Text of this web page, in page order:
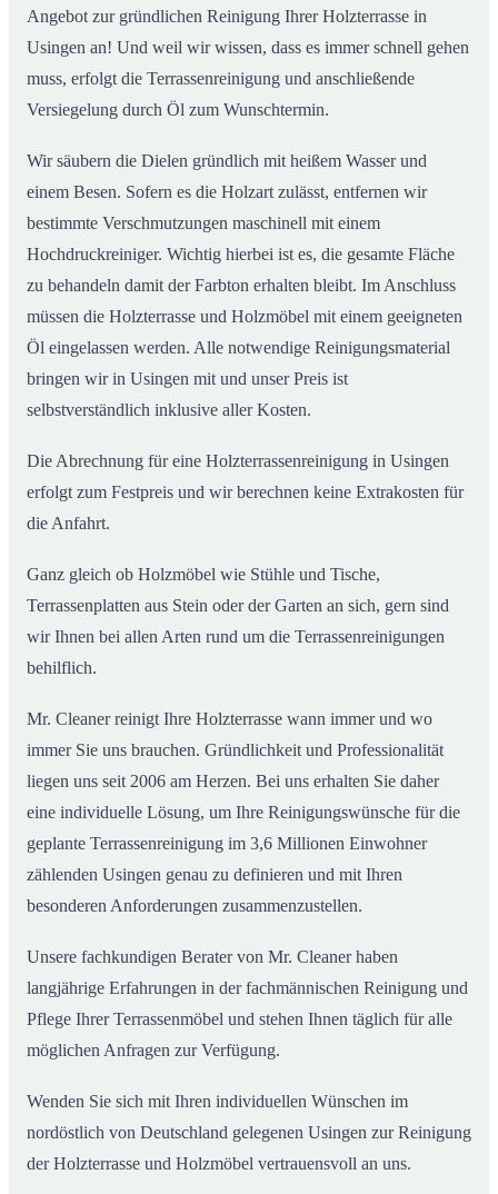
Angebot zur gründlichen Reinigung Ihrer Holzterrasse in
Usingen an! Und weil wir wissen, dass es immer schnell gehen
muss, erfolgt die Terrassenreinigung und anschließende
Versiegelung durch Öl zum Wunschtermin.
Wir säubern die Dielen gründlich mit heißem Wasser und
einem Besen. Sofern es die Holzart zulässt, entfernen wir
bestimmte Verschmutzungen maschinell mit einem
Hochdruckreiniger. Wichtig hierbei ist es, die gesamte Fläche
zu behandeln damit der Farbton erhalten bleibt. Im Anschluss
müssen die Holzterrasse und Holzmöbel mit einem geeigneten
Öl eingelassen werden. Alle notwendige Reinigungsmaterial
bringen wir in Usingen mit und unser Preis ist
selbstverständlich inklusive aller Kosten.
Die Abrechnung für eine Holzterrassenreinigung in Usingen
erfolgt zum Festpreis und wir berechnen keine Extrakosten für
die Anfahrt.
Ganz gleich ob Holzmöbel wie Stühle und Tische,
Terrassenplatten aus Stein oder der Garten an sich, gern sind
wir Ihnen bei allen Arten rund um die Terrassenreinigungen
behilflich.
Mr. Cleaner reinigt Ihre Holzterrasse wann immer und wo
immer Sie uns brauchen. Gründlichkeit und Professionalität
liegen uns seit 2006 am Herzen. Bei uns erhalten Sie daher
eine individuelle Lösung, um Ihre Reinigungswünsche für die
geplante Terrassenreinigung im 3,6 Millionen Einwohner
zählenden Usingen genau zu definieren und mit Ihren
besonderen Anforderungen zusammenzustellen.
Unsere fachkundigen Berater von Mr. Cleaner haben
langjährige Erfahrungen in der fachmännischen Reinigung und
Pflege Ihrer Terrassenmöbel und stehen Ihnen täglich für alle
möglichen Anfragen zur Verfügung.
Wenden Sie sich mit Ihren individuellen Wünschen im
nordöstlich von Deutschland gelegenen Usingen zur Reinigung
der Holzterrasse und Holzmöbel vertrauensvoll an uns.